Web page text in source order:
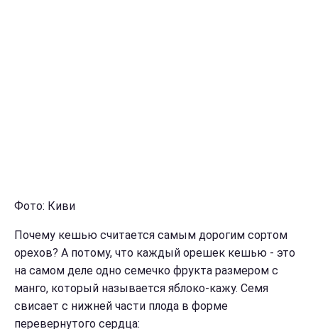
Фото: Киви
Почему кешью считается самым дорогим сортом
орехов? А потому, что каждый орешек кешью - это
на самом деле одно семечко фрукта размером с
манго, который называется яблоко-кажу. Семя
свисает с нижней части плода в форме
перевернутого сердца: